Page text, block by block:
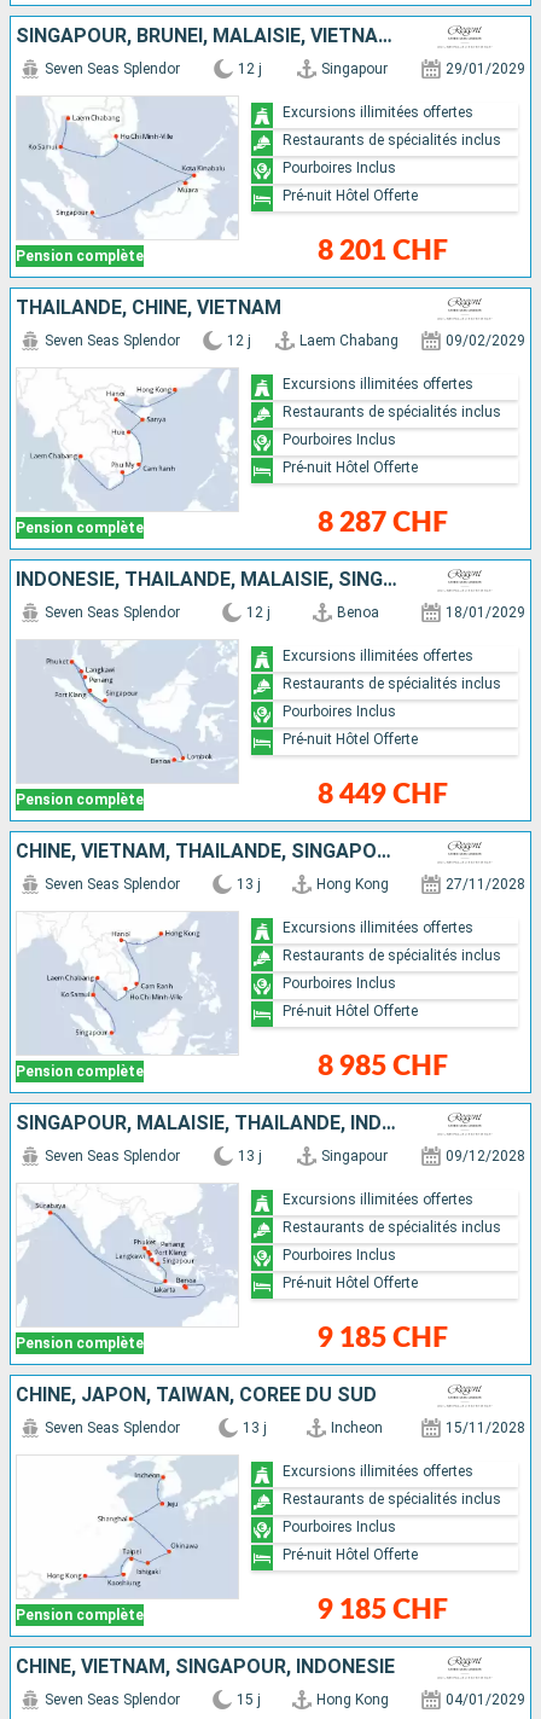
SINGAPOUR, BRUNEI, MALAISIE, VIETNAM, THAÏLANDE
Pension complète
Seven Seas Splendor 12 j Singapour 29/01/2029
8 201 CHF
Excursions illimitées offertes
Restaurants de spécialités inclus
Pourboires Inclus
Pré-nuit Hôtel Offerte
THAÏLANDE, CHINE, VIETNAM
Pension complète
Seven Seas Splendor 12 j Laem Chabang 09/02/2029
8 287 CHF
Excursions illimitées offertes
Restaurants de spécialités inclus
Pourboires Inclus
Pré-nuit Hôtel Offerte
INDONÉSIE, THAÏLANDE, MALAISIE, SINGAPOUR
Pension complète
Seven Seas Splendor 12 j Benoa 18/01/2029
8 449 CHF
Excursions illimitées offertes
Restaurants de spécialités inclus
Pourboires Inclus
Pré-nuit Hôtel Offerte
CHINE, VIETNAM, THAÏLANDE, SINGAPOUR
Pension complète
Seven Seas Splendor 13 j Hong Kong 27/11/2028
8 985 CHF
Excursions illimitées offertes
Restaurants de spécialités inclus
Pourboires Inclus
Pré-nuit Hôtel Offerte
SINGAPOUR, MALAISIE, THAÏLANDE, INDONÉSIE
Pension complète
Seven Seas Splendor 13 j Singapour 09/12/2028
9 185 CHF
Excursions illimitées offertes
Restaurants de spécialités inclus
Pourboires Inclus
Pré-nuit Hôtel Offerte
CHINE, JAPON, TAÏWAN, CORÉE DU SUD
Pension complète
Seven Seas Splendor 13 j Incheon 15/11/2028
9 185 CHF
Excursions illimitées offertes
Restaurants de spécialités inclus
Pourboires Inclus
Pré-nuit Hôtel Offerte
CHINE, VIETNAM, SINGAPOUR, INDONÉSIE
Seven Seas Splendor 15 j Hong Kong 04/01/2029